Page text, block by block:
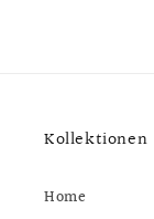
Kollektionen
Home